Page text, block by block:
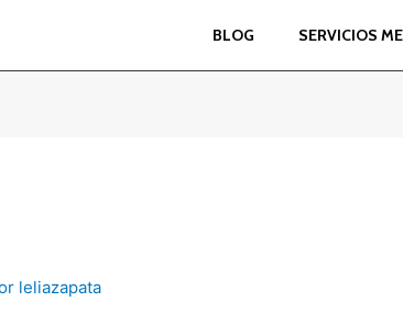
BLOG SERVICIOS
leliazapata